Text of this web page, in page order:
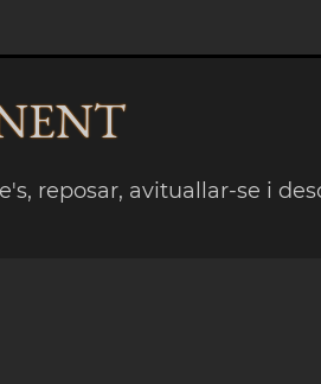
reposar, avituallar-se i